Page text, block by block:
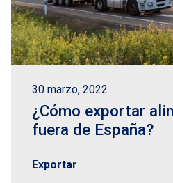
30 marzo, 2022
¿Cómo exportar
fuera de España?
Exportar